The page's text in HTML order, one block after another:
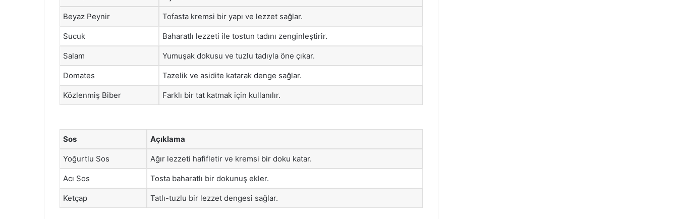
Beyaz Peynir Tofasta kremsi bir yapı ve lezzet sağlar.
Sucuk Baharatlı lezzeti ile tostun tadını zenginleştirir.
Salam Yumuşak dokusu ve tuzlu tadıyla öne çıkar.
Domates Tazelik ve asidite katarak denge sağlar.
Közlenmiş Biber Farklı bir tat katmak için kullanılır.
Sos Açıklama
Yoğurtlu Sos Ağır lezzeti hafifletir ve kremsi bir doku katar.
Acı Sos Tosta baharatlı bir dokunuş ekler.
Ketçap Tatlı-tuzlu bir lezzet dengesi sağlar.